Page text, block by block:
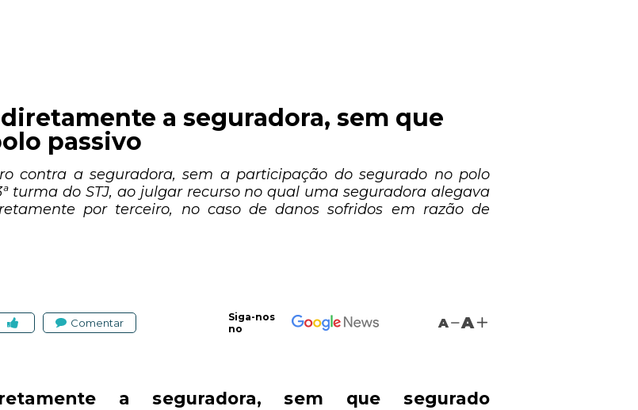
a seguradora, sem que
passivo
contra a seguradora, sem a participação do segurado no polo
turma do STJ, ao julgar recurso no qual uma seguradora alegava
por terceiro, no caso de danos sofridos em razão de
Comentar
Siga-nos
no
A A
a seguradora, sem que segurado